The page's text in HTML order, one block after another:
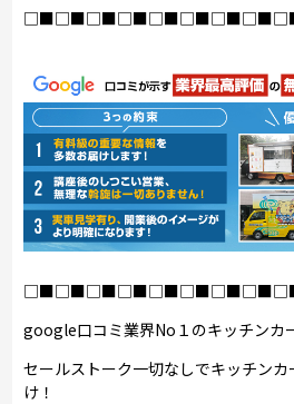
google口コミ業界No１のキッチンカ
セールストーク一切なしでキッチン
け！